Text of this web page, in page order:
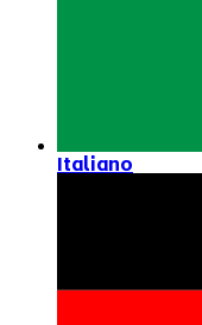
Italiano